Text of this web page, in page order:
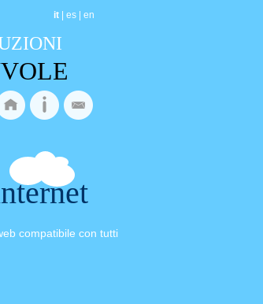
it | es | en
compatibile con tutti